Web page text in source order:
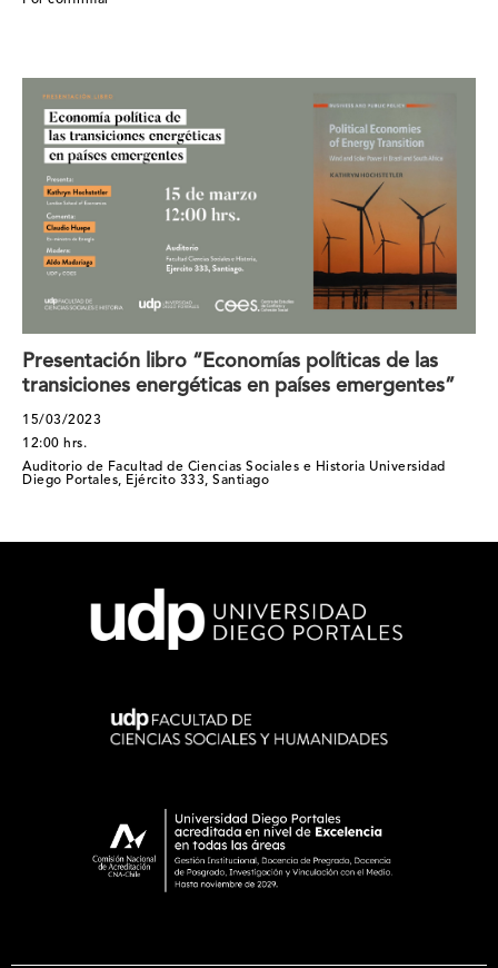
Presentación libro “Economías políticas de las
transiciones energéticas en países emergentes”
15/03/2023
12:00 hrs.
Auditorio de Facultad de Ciencias Sociales e Historia Universidad
Diego Portales, Ejército 333, Santiago